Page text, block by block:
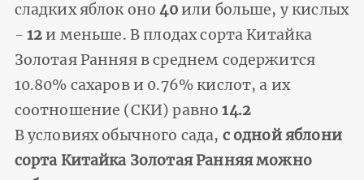
сладких яблок оно40или больше, у кислых
- 12и меньше. В плодах сорта Китайка
Золотая Ранняя в среднем содержится
10.80% сахаров и 0.76% кислот, а их
соотношение (СКИ) равно14.2
В условиях обычного сада, с одной яблони
сорта Китайка Золотая Ранняя можно